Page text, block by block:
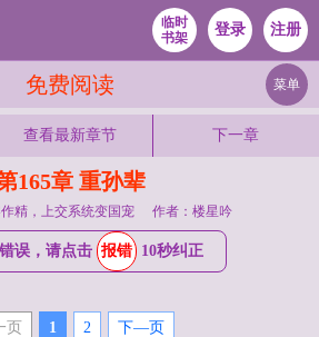
临时
书架
登录 注册
免费阅读 菜单
查看最新章节 下一章
165章 重孙辈
精，上交系统变国宠 作者：楼星吟
误，请点击 报错 10秒纠正
页 1 2 下—页